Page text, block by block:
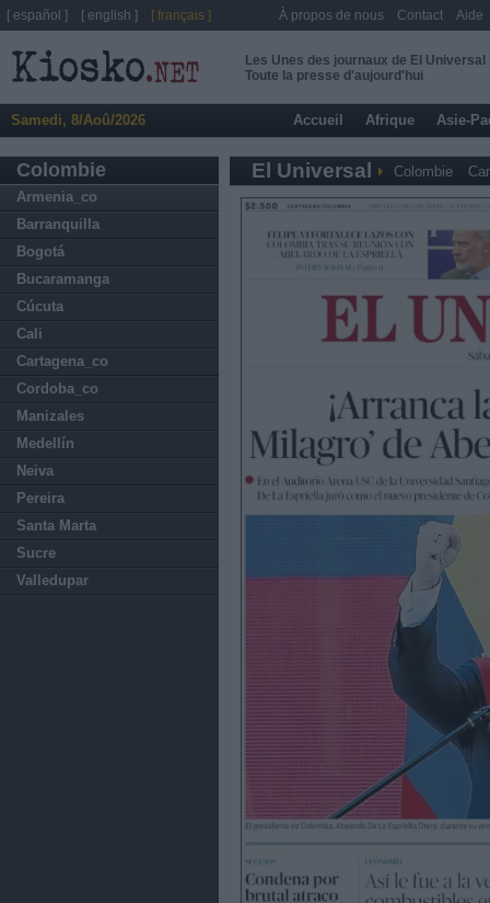
Les Unes des journaux de El Universal
Toute la presse d'aujourd'hui
Samedi, 8/Aoû/2026 Accueil Afrique Asie-
Colombie
Armenia_co
Barranquilla
Bogotá
Bucaramanga
Cúcuta
Cali
Cartagena_co
Cordoba_co
Manizales
Medellín
Neiva
Pereira
Santa Marta
Sucre
Valledupar
El Universal Colombie
[ español ] [ english ] [ français ] À propos de nous Contact Aide